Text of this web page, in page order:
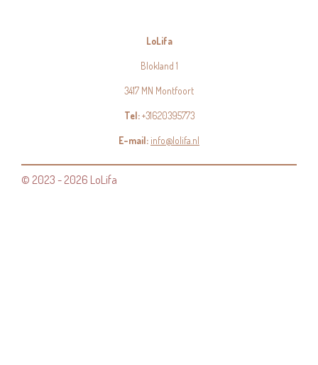
LoLifa
Blokland 1
3417 MN Montfoort
Tel:+31620395773
E-mail:info@lolifa.nl
© 2023 - 2026 LoLifa